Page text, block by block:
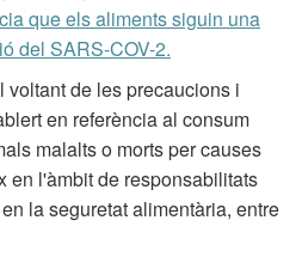
que els aliments siguin una
del SARS-COV-2.
de les precaucions i
en referència al consum
malalts o morts per causes
en l'àmbit de responsabilitats
la seguretat alimentària, entre